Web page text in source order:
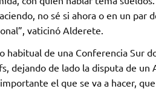
no sé si ahora o en un par
vaticinó Alderete.
de una Conferencia Sur
dejando de lado la disputa de un
el que se va a hacer,